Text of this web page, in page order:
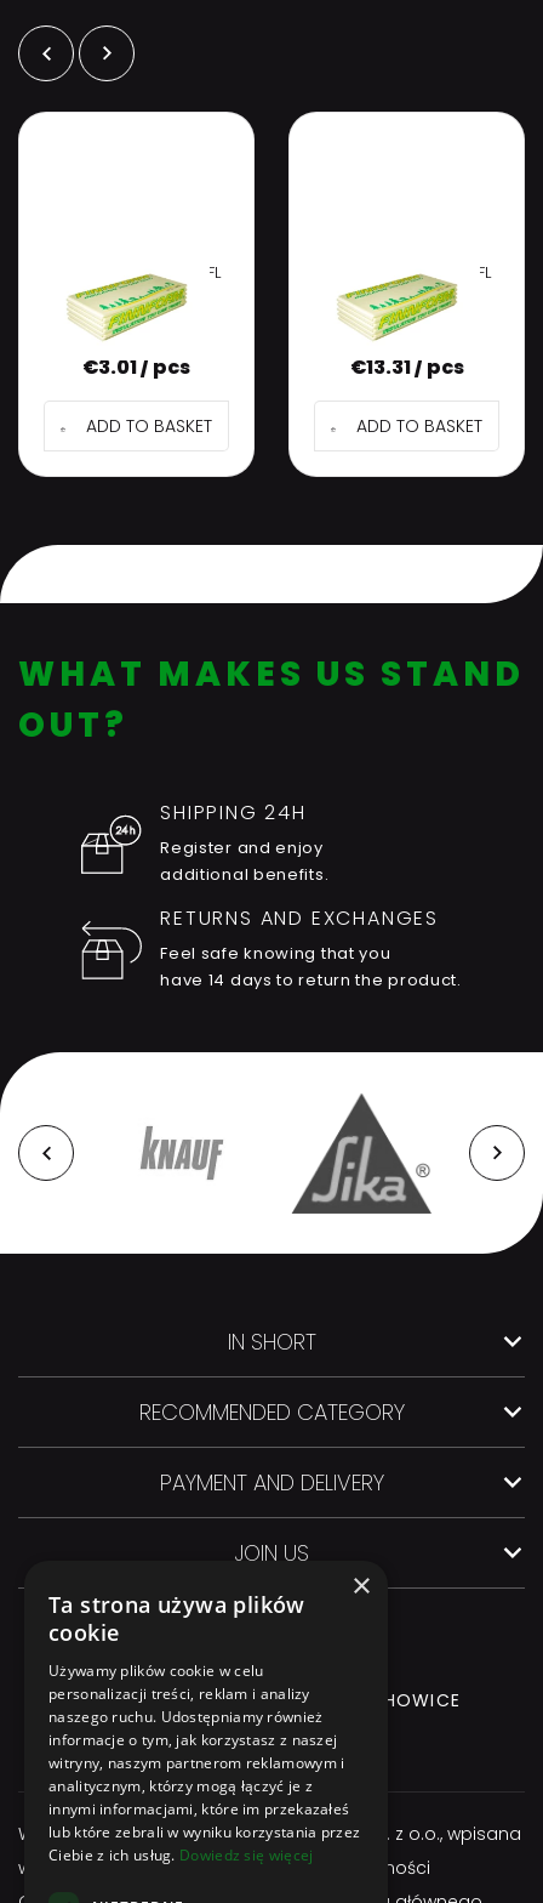
STYRODUR XPS 300 FL
FINNFOAM 3CM
(585x1235mm)
€3.01 / pcs
ADD TO BASKET
STYRODUR XPS 300 FL
FINNFOAM 12CM
(585x1235mm)
€13.31 / pcs
ADD TO BASKET
WHAT MAKES US STAND
OUT?
SHIPPING 24H
Register and enjoy
additional benefits.
RETURNS AND EXCHANGES
Feel safe knowing that you
have 14 days to return the product.
IN SHORT
RECOMMENDED CATEGORY
PAYMENT AND DELIVERY
JOIN US
GLIWICKA 3 Street, 44-145 PILCHOWICE
+48 544 544 064
Właścicielem serwisu jest firma Atexbud Sp. z o.o., wpisana
w Centralnej Ewidencji i Informacji o Działalności
×
Ta strona używa plików
cookie
Używamy plików cookie w celu
personalizacji treści, reklam i analizy
naszego ruchu. Udostępniamy również
informacje o tym, jak korzystasz z naszej
witryny, naszym partnerom reklamowym i
analitycznym, którzy mogą łączyć je z
innymi informacjami, które im przekazałeś
lub które zebrali w wyniku korzystania przez
Ciebie z ich usług. Dowiedz się więcej